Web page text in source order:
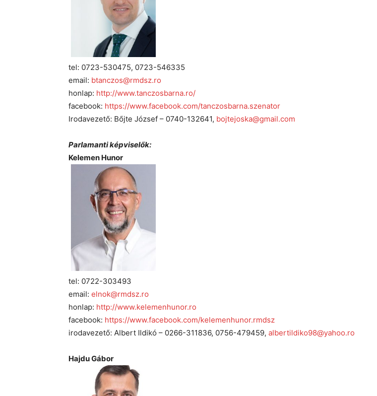
tel: 0723-530475, 0723-546335
email: btanczos@rmdsz.ro
honlap: http://www.tanczosbarna.ro/
facebook: https://www.facebook.com/tanczosbarna.szenator
Irodavezető: Bőjte József – 0740-132641, bojtejoska@gmail.com
Parlamanti képviselők:
Kelemen Hunor
tel: 0722-303493
email: elnok@rmdsz.ro
honlap: http://www.kelemenhunor.ro
facebook: https://www.facebook.com/kelemenhunor.rmdsz
irodavezető: Albert Ildikó – 0266-311836, 0756-479459, albertildiko98@yahoo.ro
Hajdu Gábor